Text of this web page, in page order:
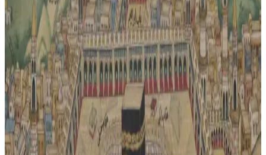
Tavuk But Çeyreklerinin Gerçek Maliyeti, Pişirme
Süreci ve Kullanım İpuçları
Tavuk but çeyreklerinin gerçek maliyeti, kemik, deri ve yağ oranları
nedeniyle yanıltıcı olabilir. Doğru kullanım ve pişirme yöntemleriyle
ekonomik ve lezzetli sonuçlar elde edilir.
Dana Kaburga Fiyatları, Bölgesel Farklılıklar ve
Yavaş Pişirme Tarifleri Üzerine Analiz
Dana kaburgası fiyatları bölgesel farklılıklar gösterirken, yavaş
pişirme teknikleriyle hazırlanan tarifler etin lezzetini artırıyor. Fiyat
artışları ve pişirme püf noktaları detaylıca inceleniyor.